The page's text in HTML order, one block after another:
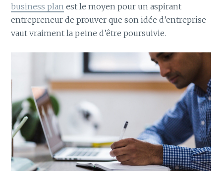
business plan est le moyen pour un aspirant
entrepreneur de prouver que son idée d’entreprise
vaut vraiment la peine d’être poursuivie.